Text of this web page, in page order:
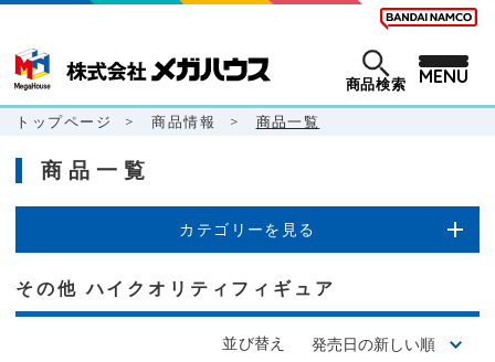
商品検索 MENU
トップページ > 商品情報 > 商品一覧
商品一覧
カテゴリーを見る
その他 ハイクオリティフィギュア
並び替え